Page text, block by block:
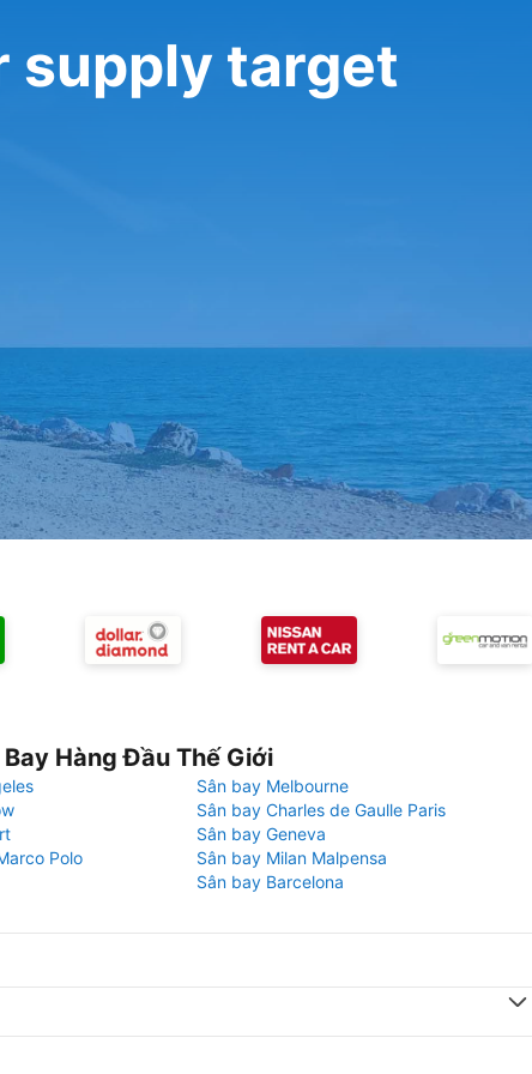
supply target
Hàng Đầu Thế Giới
Sân bay Melbourne
Sân bay Charles de Gaulle Paris
Sân bay Geneva
Polo
Sân bay Milan Malpensa
Sân bay Barcelona